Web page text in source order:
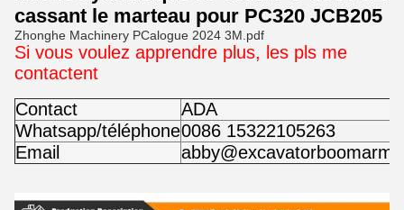
cassant le marteau pour PC320 JCB205
Zhonghe Machinery PCalogue 2024 3M.pdf
Si vous voulez apprendre plus, les pls me
contactent
Contact
ADA
Whatsapp/téléphone0086 15322105263
Email